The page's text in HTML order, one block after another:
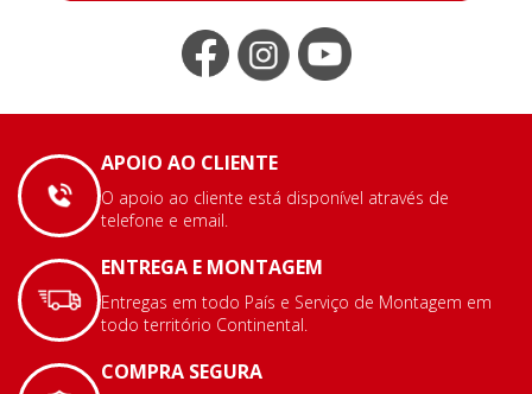
APOIO AO CLIENTE
O apoio ao cliente está disponível através de
telefone e email.
ENTREGA E MONTAGEM
Entregas em todo País e Serviço de Montagem em
todo território Continental.
COMPRA SEGURA